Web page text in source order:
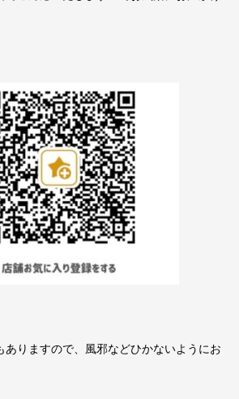
ありますので、風邪などひかないようにお